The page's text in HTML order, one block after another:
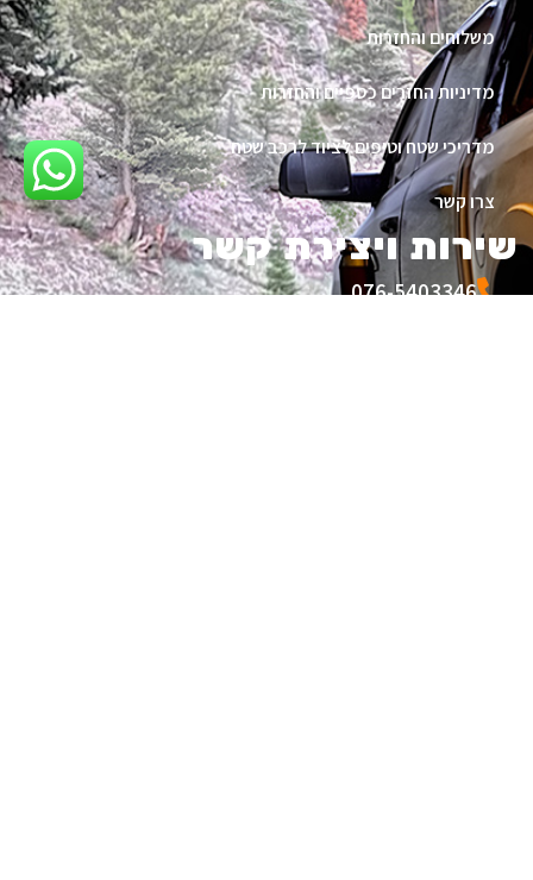
משלוחים והחזרות
מדיניות החזרים כספיים והחזרות
מדריכי שטח וטיפים לציוד לרכב שטח
צרו קשר
שירות ויצירת קשר
076-5403346